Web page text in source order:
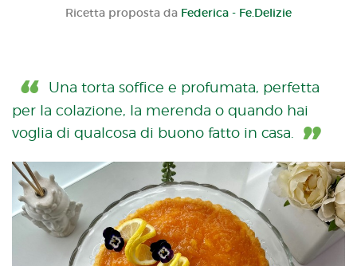
Ricetta proposta da Federica - Fe.Delizie
Una torta soffice e profumata, perfetta
per la colazione, la merenda o quando hai
voglia di qualcosa di buono fatto in casa.